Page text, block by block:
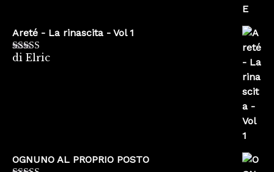
Areté - La rinascita - Vol 1
Valutato5
di Elric
OGNUNO AL PROPRIO POSTO